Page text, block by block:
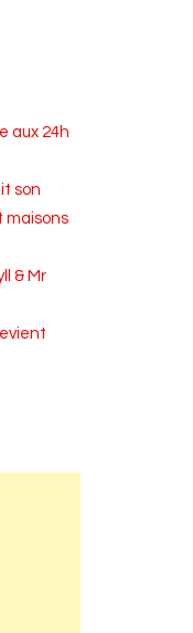
aux 24h
son
maisons
& Mr